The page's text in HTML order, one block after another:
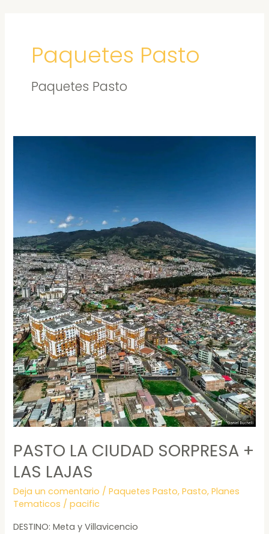
Paquetes Pasto
Paquetes Pasto
PASTO LA CIUDAD SORPRESA +
LAS LAJAS
Deja un comentario /Paquetes Pasto,Pasto,Planes
Tematicos /pacific
DESTINO: Meta y Villavicencio
LAJAS